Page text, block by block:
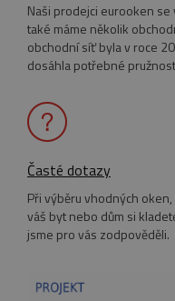
Naši prodejci eurooken
také máme několik
obchodní síť byla v roce
dosáhla potřebné
Časté dotazy
Při výběru vhodných
váš byt nebo dům si
jsme pro vás zodpověděli.